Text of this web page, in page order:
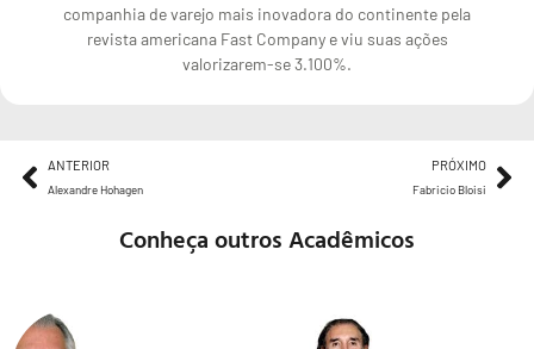
companhia de varejo mais inovadora do continente pela
revista americana Fast Company e viu suas ações
valorizarem-se 3.100%.
ANTERIOR
Alexandre Hohagen
PRÓXIMO
Fabricio Bloisi
Conheça outros Acadêmicos